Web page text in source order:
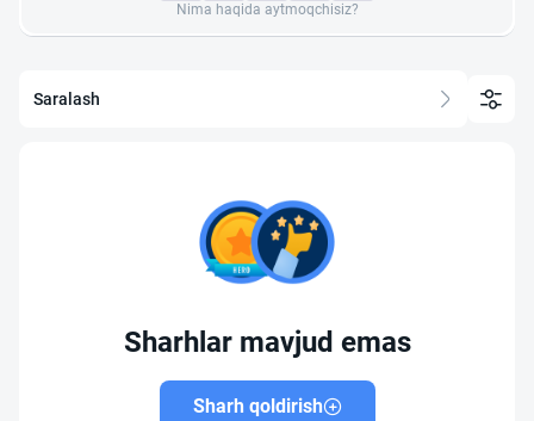
Nima haqida aytmoqchisiz?
Saralash
Sharhlar mavjud emas
Sharh qoldirish